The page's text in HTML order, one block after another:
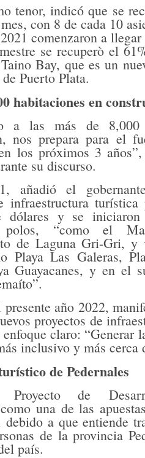
tenor, indicó que se
con 8 de cada 10
comenzaron a
se recuperò el
Bay, que es un
Puerto Plata.
habitaciones en
a las más de 8,000
nos prepara para el
los próximos 3
su discurso.
añadió el
infraestructura
dólares y se
polos, “como el
de Laguna Gri-Gri, y
Playa Las Galeras,
Guayacanes, y en el
año 2022,
proyectos de
claro: “Generar
inclusivo y más cerca
de Pedernales
de
una de las
debido a que entiende
de la provincia
país.